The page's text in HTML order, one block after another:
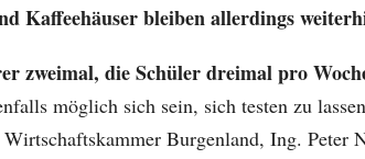
Kaffeehäuser bleiben allerdings
zweimal, die Schüler dreimal pro
möglich sich sein, sich testen zu
Burgenland, Ing. Peter